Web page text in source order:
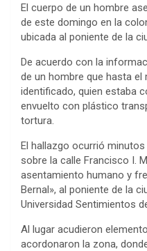
El cuerpo de un hombre
de este domingo en la
ubicada al poniente de la
De acuerdo con la
de un hombre que hasta
identificado, quien estaba
envuelto con plástico
tortura.
El hallazgo ocurrió
sobre la calle Francisco I.
asentamiento humano y
Bernal», al poniente de la
Universidad Sentimientos
Al lugar acudieron
acordonaron la zona,